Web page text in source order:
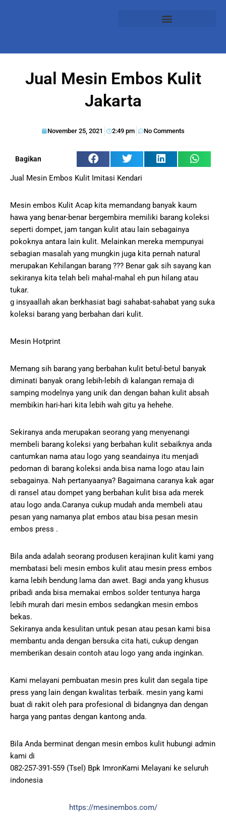
Jual Mesin Embos Kulit
Jakarta
November 25, 2021 2:49 pm No Comments
Bagikan
Jual Mesin Embos Kulit Imitasi Kendari
Mesin embos Kulit Acap kita memandang banyak kaum
hawa yang benar-benar bergembira memiliki barang koleksi
seperti dompet, jam tangan kulit atau lain sebagainya
pokoknya antara lain kulit. Melainkan mereka mempunyai
sebagian masalah yang mungkin juga kita pernah natural
merupakan Kehilangan barang ??? Benar gak sih sayang kan
sekiranya kita telah beli mahal-mahal eh pun hilang atau
tukar.
g insyaallah akan berkhasiat bagi sahabat-sahabat yang suka
koleksi barang yang berbahan dari kulit.
Mesin Hotprint
Memang sih barang yang berbahan kulit betul-betul banyak
diminati banyak orang lebih-lebih di kalangan remaja di
samping modelnya yang unik dan dengan bahan kulit absah
membikin hari-hari kita lebih wah gitu ya hehehe.
Sekiranya anda merupakan seorang yang menyenangi
membeli barang koleksi yang berbahan kulit sebaiknya anda
cantumkan nama atau logo yang seandainya itu menjadi
pedoman di barang koleksi anda.bisa nama logo atau lain
sebagainya. Nah pertanyaanya? Bagaimana caranya kak agar
di ransel atau dompet yang berbahan kulit bisa ada merek
atau logo anda.Caranya cukup mudah anda membeli atau
pesan yang namanya plat embos atau bisa pesan mesin
embos press .
Bila anda adalah seorang produsen kerajinan kulit kami yang
membatasi beli mesin embos kulit atau mesin press embos
karna lebih bendung lama dan awet. Bagi anda yang khusus
pribadi anda bisa memakai embos solder tentunya harga
lebih murah dari mesin embos sedangkan mesin embos
bekas.
Sekiranya anda kesulitan untuk pesan atau pesan kami bisa
membantu anda dengan bersuka cita hati, cukup dengan
memberikan desain contoh atau logo yang anda inginkan.
Kami melayani pembuatan mesin pres kulit dan segala tipe
press yang lain dengan kwalitas terbaik. mesin yang kami
buat di rakit oleh para profesional di bidangnya dan dengan
harga yang pantas dengan kantong anda.
Bila Anda berminat dengan mesin embos kulit hubungi admin
kami di
082-257-391-559 (Tsel) Bpk ImronKami Melayani ke seluruh
indonesia
https://mesinembos.com/